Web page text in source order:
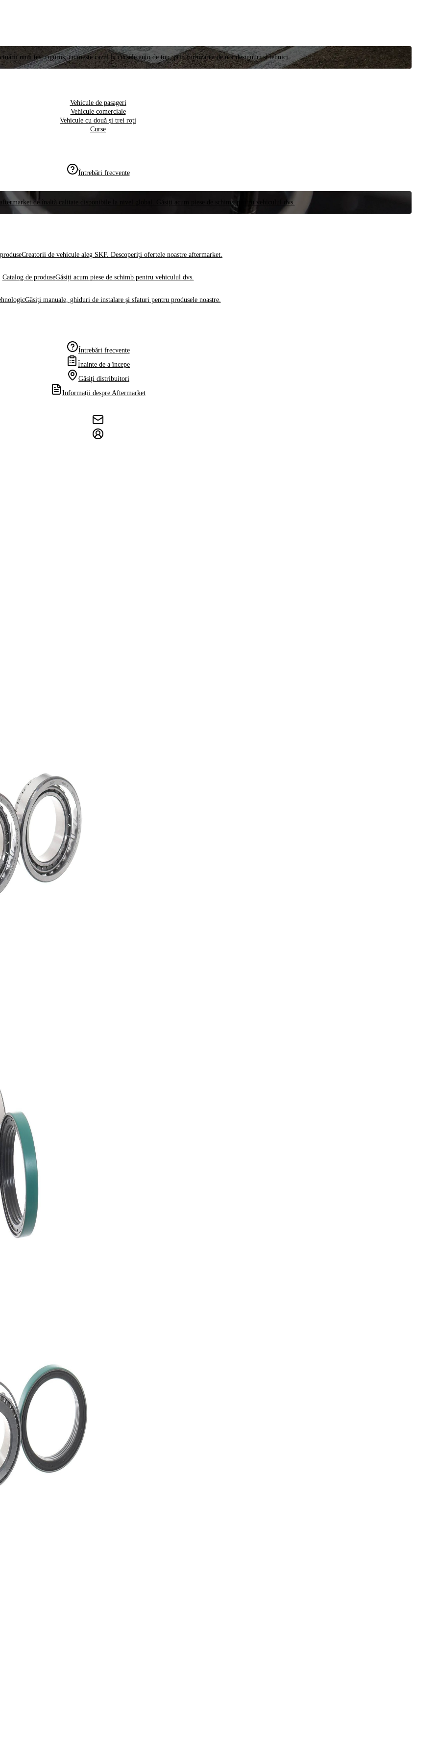
unui test riguros, cu meste cazul la cursele auto de top, prin furnizarea de noi designuri și tehnici.
Vehicule de pasageri
Vehicule comerciale
Vehicule cu două și trei roți
Curse
Întrebări frecvente
de înaltă calitate disponibile la nivel global. Găsiți acum piese de schimb pentru vehiculul dvs.
Creatorii de vehicule aleg SKF. Descoperiți ofertele noastre aftermarket.
Catalog de produseGăsiți acum piese de schimb pentru vehiculul dvs.
Găsiți manuale, ghiduri de instalare și sfaturi pentru produsele noastre.
Întrebări frecvente
Înainte de a începe
Găsiți distribuitori
Informații despre Aftermarket